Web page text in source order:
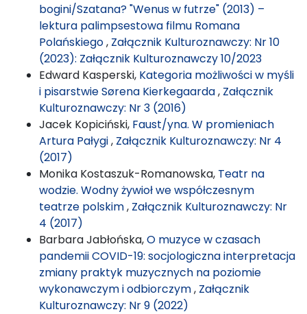
bogini/Szatana? "Wenus w futrze" (2013) –
lektura palimpsestowa filmu Romana
Polańskiego, Załącznik Kulturoznawczy: Nr 10
(2023): Załącznik Kulturoznawczy 10/2023
Edward Kasperski, Kategoria możliwości w myśli
i pisarstwie Sørena Kierkegaarda, Załącznik
Kulturoznawczy: Nr 3 (2016)
Jacek Kopiciński, Faust/yna. W promieniach
Artura Pałygi, Załącznik Kulturoznawczy: Nr 4
(2017)
Monika Kostaszuk-Romanowska, Teatr na
wodzie. Wodny żywioł we współczesnym
teatrze polskim, Załącznik Kulturoznawczy: Nr
4 (2017)
Barbara Jabłońska,O muzyce w czasach
pandemii COVID-19: socjologiczna interpretacja
zmiany praktyk muzycznych na poziomie
wykonawczym i odbiorczym, Załącznik
Kulturoznawczy: Nr 9 (2022)